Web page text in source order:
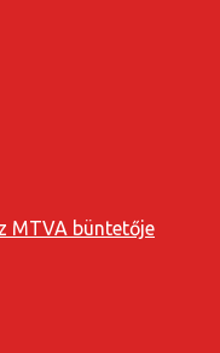
MTVA büntetője